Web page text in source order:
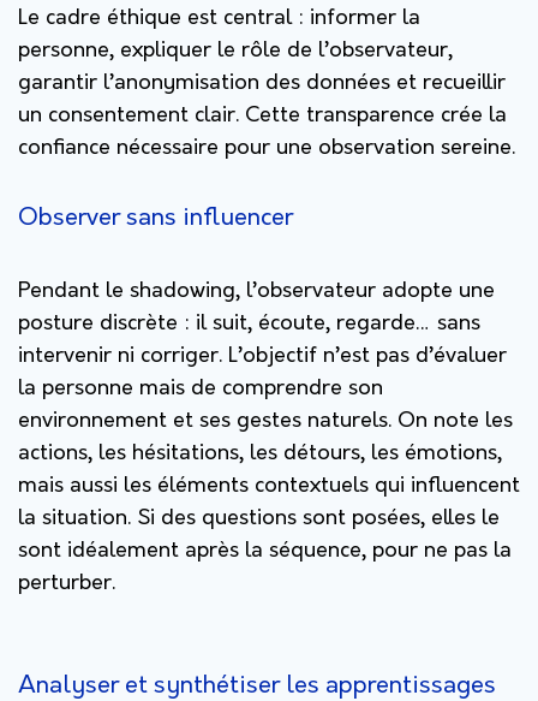
Le cadre éthique est central : informer la
personne, expliquer le rôle de l’observateur,
garantir l’anonymisation des données et recueillir
un consentement clair. Cette transparence crée la
confiance nécessaire pour une observation sereine.
Observer sans influencer
Pendant le shadowing, l’observateur adopte une
posture discrète : il suit, écoute, regarde… sans
intervenir ni corriger. L’objectif n’est pas d’évaluer
la personne mais de comprendre son
environnement et ses gestes naturels. On note les
actions, les hésitations, les détours, les émotions,
mais aussi les éléments contextuels qui influencent
la situation. Si des questions sont posées, elles le
sont idéalement après la séquence, pour ne pas la
perturber.
Analyser et synthétiser les apprentissages